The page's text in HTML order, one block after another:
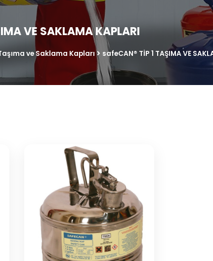
VE SAKLAMA KAPLARI
ve Saklama Kapları safeCAN® TİP 1 TAŞIMA VE